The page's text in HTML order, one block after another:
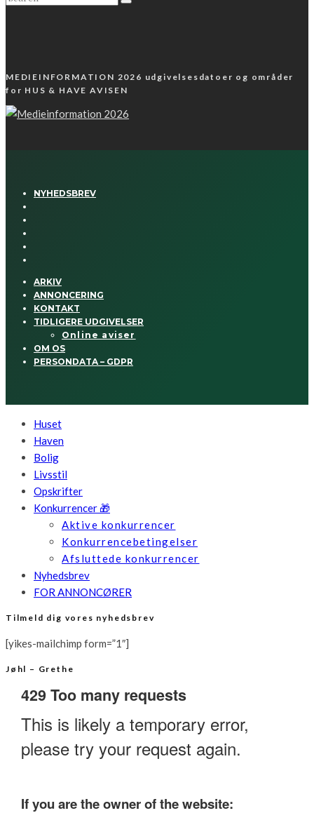
MEDIEINFORMATION 2026 udgivelsesdatoer og områder
for HUS & HAVE AVISEN
NYHEDSBREV
ARKIV
ANNONCERING
KONTAKT
TIDLIGERE UDGIVELSER
Online aviser
OM OS
PERSONDATA – GDPR
Huset
Haven
Bolig
Livsstil
Opskrifter
Konkurrencer 🎁
Aktive konkurrencer
Konkurrencebetingelser
Afsluttede konkurrencer
Nyhedsbrev
FOR ANNONCØRER
Tilmeld dig vores nyhedsbrev
[yikes-mailchimp form=”1″]
Jøhl – Grethe